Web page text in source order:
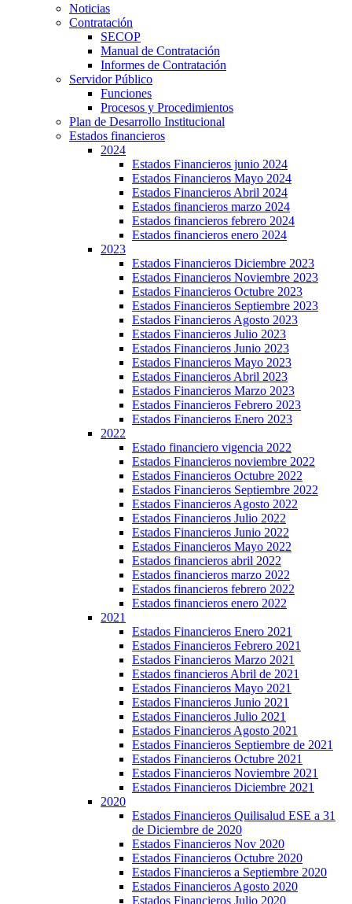
Noticias
Contratación
SECOP
Manual de Contratación
Informes de Contratación
Servidor Público
Funciones
Procesos y Procedimientos
Plan de Desarrollo Institucional
Estados financieros
2024
Estados Financieros junio 2024
Estados Financieros Mayo 2024
Estados Financieros Abril 2024
Estados financieros marzo 2024
Estados financieros febrero 2024
Estados financieros enero 2024
2023
Estados Financieros Diciembre 2023
Estados Financieros Noviembre 2023
Estados Financieros Octubre 2023
Estados Financieros Septiembre 2023
Estados Financieros Agosto 2023
Estados Financieros Julio 2023
Estados Financieros Junio 2023
Estados Financieros Mayo 2023
Estados Financieros Abril 2023
Estados Financieros Marzo 2023
Estados Financieros Febrero 2023
Estados Financieros Enero 2023
2022
Estado financiero vigencia 2022
Estados Financieros noviembre 2022
Estados Financieros Octubre 2022
Estados Financieros Septiembre 2022
Estados Financieros Agosto 2022
Estados Financieros Julio 2022
Estados Financieros Junio 2022
Estados Financieros Mayo 2022
Estados financieros abril 2022
Estados financieros marzo 2022
Estados financieros febrero 2022
Estados financieros enero 2022
2021
Estados Financieros Enero 2021
Estados Financieros Febrero 2021
Estados Financieros Marzo 2021
Estados financieros Abril de 2021
Estados Financieros Mayo 2021
Estados Financieros Junio 2021
Estados Financieros Julio 2021
Estados Financieros Agosto 2021
Estados Financieros Septiembre de 2021
Estados Financieros Octubre 2021
Estados Financieros Noviembre 2021
Estados Financieros Diciembre 2021
2020
Estados Financieros Quilisalud ESE a 31
de Diciembre de 2020
Estados Financieros Nov 2020
Estados Financieros Octubre 2020
Estados Financieros a Septiembre 2020
Estados Financieros Agosto 2020
Estados Financieros Julio 2020